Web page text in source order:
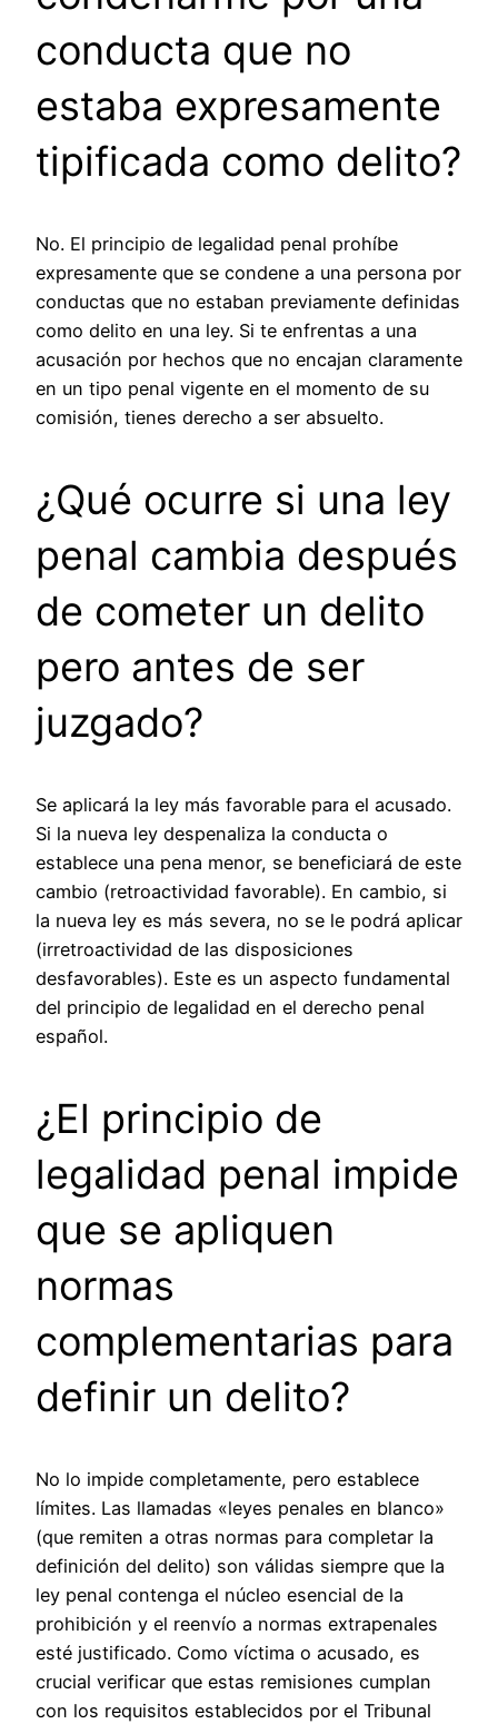
conducta que no
estaba expresamente
tipificada como delito?
No. El principio de legalidad penal prohíbe
expresamente que se condene a una persona por
conductas que no estaban previamente definidas
como delito en una ley. Si te enfrentas a una
acusación por hechos que no encajan claramente
en un tipo penal vigente en el momento de su
comisión, tienes derecho a ser absuelto.
¿Qué ocurre si una ley
penal cambia después
de cometer un delito
pero antes de ser
juzgado?
Se aplicará la ley más favorable para el acusado.
Si la nueva ley despenaliza la conducta o
establece una pena menor, se beneficiará de este
cambio (retroactividad favorable). En cambio, si
la nueva ley es más severa, no se le podrá aplicar
(irretroactividad de las disposiciones
desfavorables). Este es un aspecto fundamental
del principio de legalidad en el derecho penal
español.
¿El principio de
legalidad penal impide
que se apliquen
normas
complementarias para
definir un delito?
No lo impide completamente, pero establece
límites. Las llamadas «leyes penales en blanco»
(que remiten a otras normas para completar la
definición del delito) son válidas siempre que la
ley penal contenga el núcleo esencial de la
prohibición y el reenvío a normas extrapenales
esté justificado. Como víctima o acusado, es
crucial verificar que estas remisiones cumplan
con los requisitos establecidos por el Tribunal